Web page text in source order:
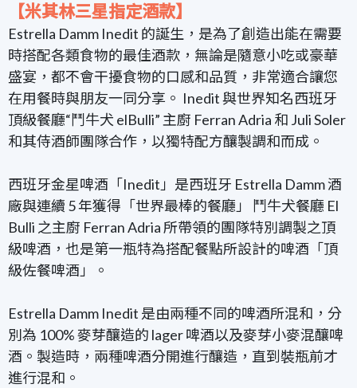
【米其林三星指定酒款】
Estrella Damm Inedit 的誕生，是為了創造出能在需要
時搭配各類食物的最佳酒款，無論是隨意小吃或豪華
盛宴，都不會干擾食物的口感和品質，非常適合讓您
在用餐時與朋友一同分享。 Inedit 與世界知名西班牙
頂級餐廳“鬥牛犬 elBulli” 主廚 Ferran Adria 和 Juli Soler
和其侍酒師團隊合作，以獨特配方釀製調和而成。
西班牙金星啤酒「Inedit」是西班牙 Estrella Damm 酒
廠與連續 5 年獲得「世界最棒的餐廳」 鬥牛犬餐廳 El
Bulli 之主廚 Ferran Adria 所帶領的團隊特別調製之頂
級啤酒，也是第一瓶特為搭配餐點所設計的啤酒「頂
級佐餐啤酒」。
Estrella Damm Inedit 是由兩種不同的啤酒所混和，分
別為 100% 麥芽釀造的 lager 啤酒以及麥芽小麥混釀啤
酒。製造時，兩種啤酒分開進行釀造，直到裝瓶前才
進行混和。